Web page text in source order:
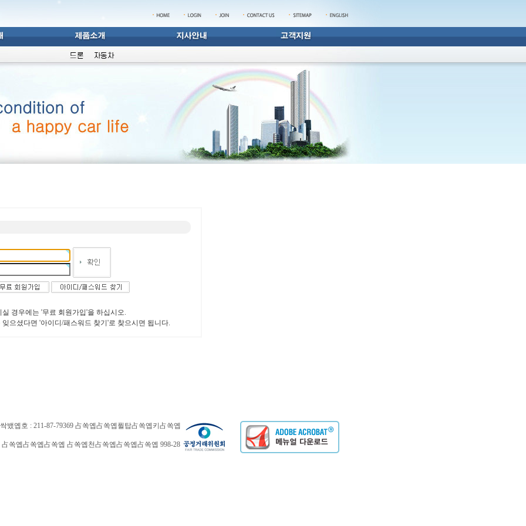
실 경우에는 '무료 회원가입'을 하십시오.
잊으셨다면 '아이디/패스워드 찾기'로 찾으시면 됩니다.
옙호 : 211-87-79369 占쏙옙占쏙옙퓔탑占쏙옙키占쏙옙
쏙옙占쏙옙占쏙옙 占쏙옙천占쏙옙占쏙옙占쏙옙 998-28